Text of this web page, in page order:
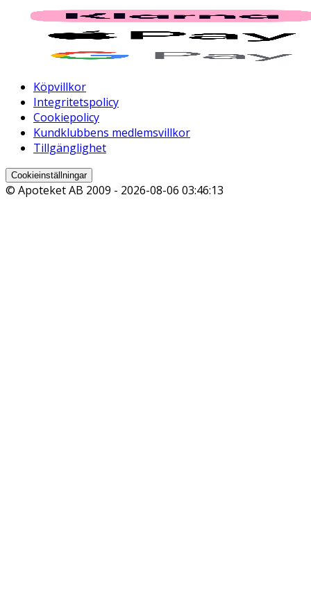
Köpvillkor
Integritetspolicy
Cookiepolicy
Kundklubbens medlemsvillkor
Tillgänglighet
Cookieinställningar
© Apoteket AB 2009 - 2026-08-06 03:46:13